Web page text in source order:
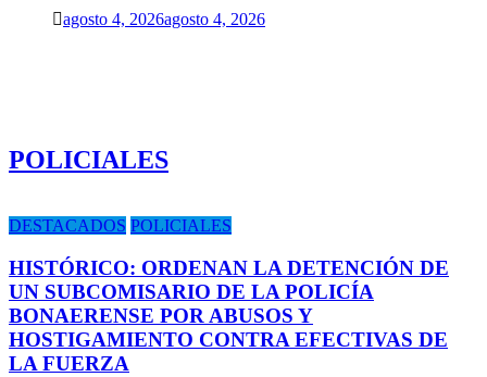
agosto 4, 2026agosto 4, 2026
POLICIALES
DESTACADOS POLICIALES
HISTÓRICO: ORDENAN LA DETENCIÓN DE
UN SUBCOMISARIO DE LA POLICÍA
BONAERENSE POR ABUSOS Y
HOSTIGAMIENTO CONTRA EFECTIVAS DE
LA FUERZA